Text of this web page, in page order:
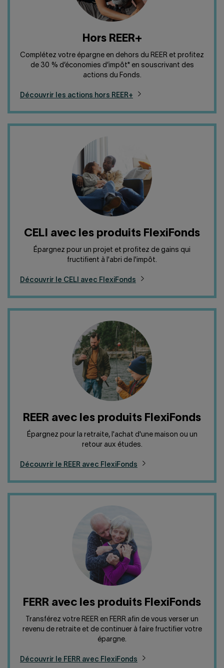
Hors REER+
Complétez votre épargne en dehors du REER et profitez
de 30 % d’économies d’impôt* en souscrivant des
actions du Fonds.
Découvrir les actions hors REER+
CELI avec les produits FlexiFonds
Épargnez pour un projet et profitez de gains qui
fructifient à l'abri de l'impôt.
Découvrir le CELI avec FlexiFonds
REER avec les produits FlexiFonds
Épargnez pour la retraite, l'achat d'une maison ou un
retour aux études.
Découvrir le REER avec FlexiFonds
FERR avec les produits FlexiFonds
Transférez votre REER en FERR afin de vous verser un
revenu de retraite et de continuer à faire fructifier votre
épargne.
Découvrir le FERR avec FlexiFonds